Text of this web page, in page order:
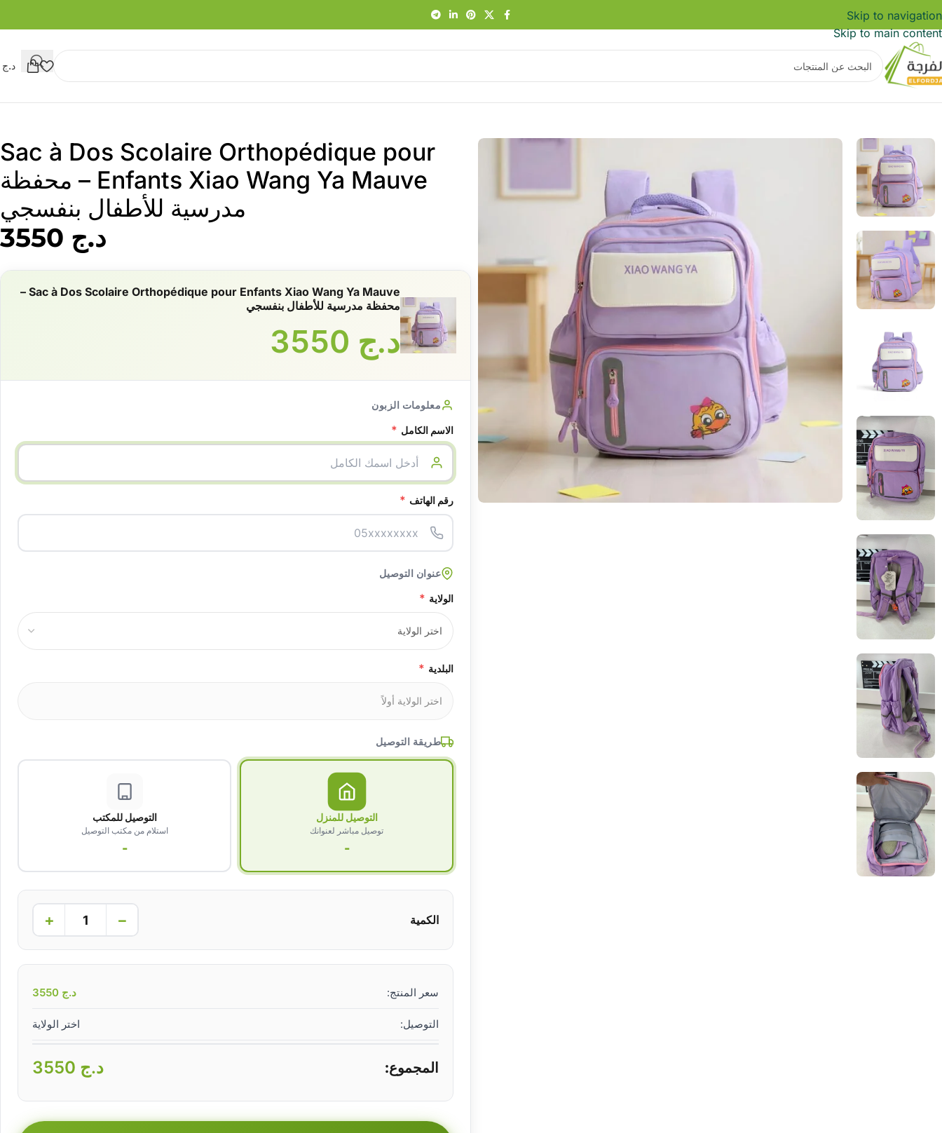
Skip to navigation
Skip to main content
د.ج
Sac à Dos Scolaire Orthopédique pour
Enfants Xiao Wang Ya Mauve – محفظة
مدرسية للأطفال بنفسجي
د.ج
Sac à Dos Scolaire Orthopédique pour Enfants Xiao Wang Ya Mauve –
محفظة مدرسية للأطفال بنفسجي
د.ج
معلومات الزبون
الاسم الكامل *
رقم الهاتف *
عنوان التوصيل
الولاية *
البلدية *
طريقة التوصيل
التوصيل للمنزل
توصيل مباشر لعنوانك
-
التوصيل للمكتب
استلام من مكتب التوصيل
-
الكمية −
+
سعر المنتج: د.ج
التوصيل: اختر الولاية
المجموع: د.ج